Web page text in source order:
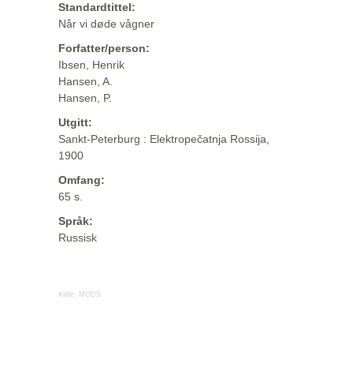
Standardtittel:
Når vi døde vågner
Forfatter/person:
Ibsen, Henrik
Hansen, A.
Hansen, P.
Utgitt:
Sankt-Peterburg : Elektropečatnja Rossija,
1900
Omfang:
65 s.
Språk:
Russisk
Kilde: MODS